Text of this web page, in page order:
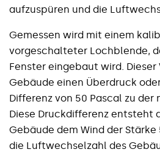
aufzuspüren und die
Gemessen wird mit einem
vorgeschalteter Lochblende,
Fenster eingebaut wird.
Gebäude einen Überdruck
Differenz von 50 Pascal zu der
Diese Druckdifferenz entsteht
Gebäude dem Wind der
die Luftwechselzahl des